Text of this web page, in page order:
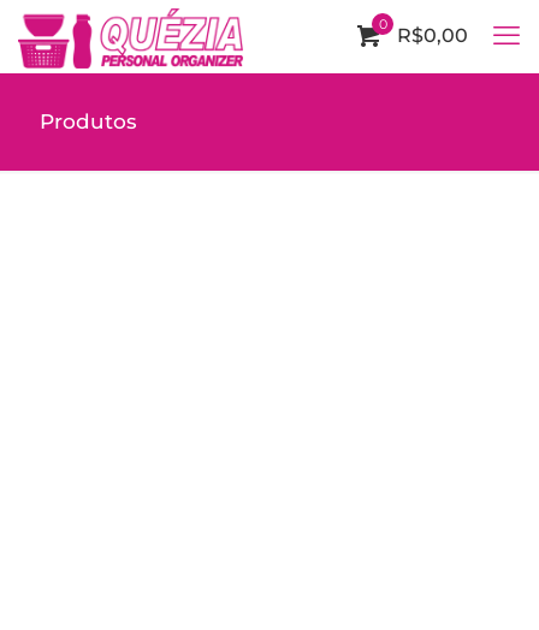
0 R$0,00
Produtos